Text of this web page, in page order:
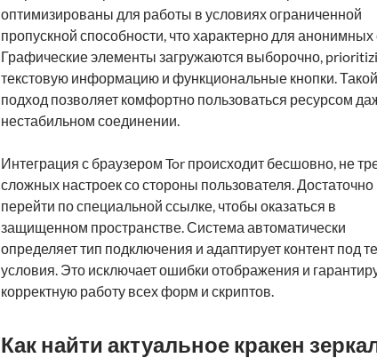
оптимизированы для работы в условиях ограниченной
пропускной способности, что характерно для анонимных
Графические элементы загружаются выборочно,
текстовую информацию и функциональные кнопки. Такой
подход позволяет комфортно пользоваться ресурсом
нестабильном соединении.
Интеграция с браузером Tor происходит бесшовно, не
сложных настроек со стороны пользователя. Достаточно
перейти по специальной ссылке, чтобы оказаться в
защищенном пространстве. Система автоматически
определяет тип подключения и адаптирует контент под
условия. Это исключает ошибки отображения и
корректную работу всех форм и скриптов.
Как найти актуальное кракен